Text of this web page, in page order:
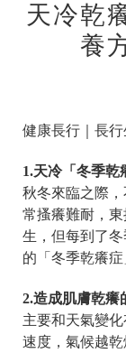
天冷乾
養
健康長行｜長行
1.天冷「冬季乾
秋冬來臨之際
常搔癢難耐，
生，但每到了
的「冬季乾癢症
2.造成肌膚乾癢
主要和天氣變
速度，氣候越